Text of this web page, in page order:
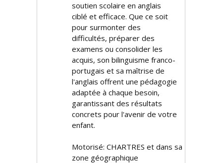
soutien scolaire en anglais
ciblé et efficace. Que ce soit
pour surmonter des
difficultés, préparer des
examens ou consolider les
acquis, son bilinguisme franco-
portugais et sa maîtrise de
l'anglais offrent une pédagogie
adaptée à chaque besoin,
garantissant des résultats
concrets pour l'avenir de votre
enfant.
Motorisé: CHARTRES et dans sa
zone géographique